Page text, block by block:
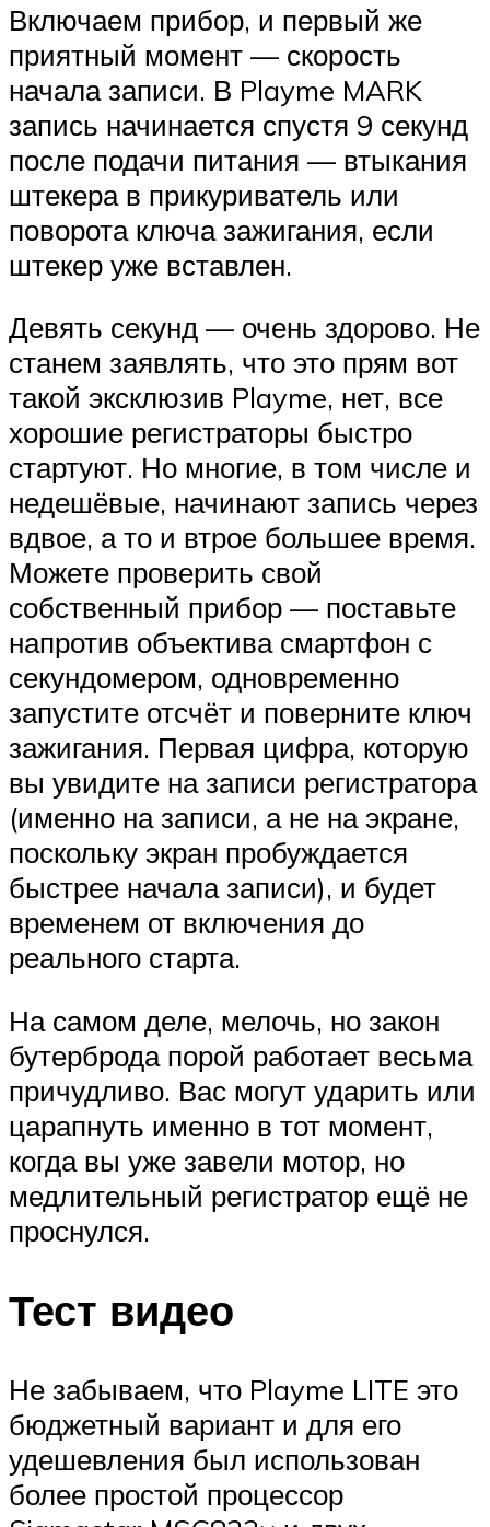
Включаем прибор, и первый же
приятный момент — скорость
начала записи. В Playme MARK
запись начинается спустя 9 секунд
после подачи питания — втыкания
штекера в прикуриватель или
поворота ключа зажигания, если
штекер уже вставлен.
Девять секунд — очень здорово. Не
станем заявлять, что это прям вот
такой эксклюзив Playme, нет, все
хорошие регистраторы быстро
стартуют. Но многие, в том числе и
недешёвые, начинают запись через
вдвое, а то и втрое большее время.
Можете проверить свой
собственный прибор — поставьте
напротив объектива смартфон с
секундомером, одновременно
запустите отсчёт и поверните ключ
зажигания. Первая цифра, которую
вы увидите на записи регистратора
(именно на записи, а не на экране,
поскольку экран пробуждается
быстрее начала записи), и будет
временем от включения до
реального старта.
На самом деле, мелочь, но закон
бутерброда порой работает весьма
причудливо. Вас могут ударить или
царапнуть именно в тот момент,
когда вы уже завели мотор, но
медлительный регистратор ещё не
проснулся.
Тест видео
Не забываем, что Playme LITE это
бюджетный вариант и для его
удешевления был использован
более простой процессор